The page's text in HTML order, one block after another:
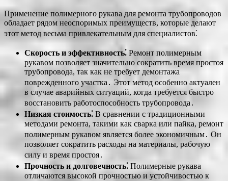
Применение полимерного рукава для ремонта трубопроводов
обладает рядом неоспоримых преимуществ, которые делают
этот метод весьма привлекательным для специалистов⁚
Скорость и эффективность⁚ Ремонт полимерным
рукавом позволяет значительно сократить время простоя
трубопровода, так как не требует демонтажа
поврежденного участка․ Этот метод особенно актуален
в случае аварийных ситуаций, когда требуется быстро
восстановить работоспособность трубопровода․
Низкая стоимость⁚ В сравнении с традиционными
методами ремонта, такими как сварка или пайка, ремонт
полимерным рукавом является более экономичным․ Он
позволяет сократить расходы на материалы, рабочую
силу и время простоя․
Прочность и долговечность⁚ Полимерные рукава
отличаются высокой прочностью и устойчивостью к